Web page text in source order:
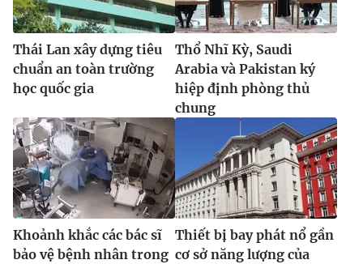
Thái Lan xây dựng tiêu
chuẩn an toàn trường
học quốc gia
Thổ Nhĩ Kỳ, Saudi
Arabia và Pakistan ký
hiệp định phòng thủ
chung
Khoảnh khắc các bác sĩ
bảo vệ bệnh nhân trong
Thiết bị bay phát nổ gần
cơ sở năng lượng của